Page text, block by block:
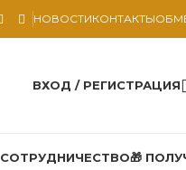
НОВОСТИКОНТАКТЫ
ВХОД / РЕГИСТРАЦИЯ
СОТРУДНИЧЕСТВО🎁